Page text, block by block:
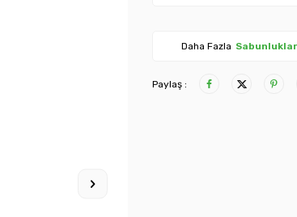
Daha Fazla Sabunluklar
Paylaş :